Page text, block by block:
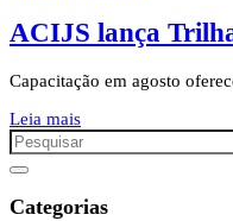
ACIJS lança
Capacitação em agosto
Leia mais
Categorias